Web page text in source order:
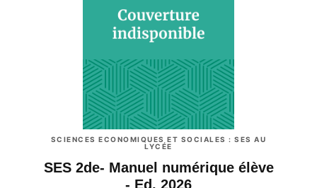
SCIENCES ECONOMIQUES ET SOCIALES : SES AU
LYCÉE
SES 2de- Manuel numérique élève
- Ed. 2026